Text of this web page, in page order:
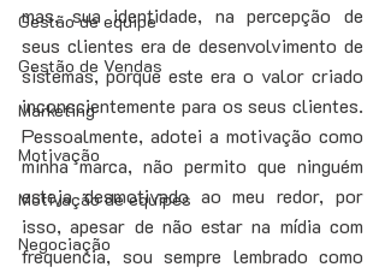
Gestão de equipe
Gestão de Vendas
Marketing
Motivação
Motivação de equipes
Negociação
mas, sua identidade, na percepção de
seus clientes era de desenvolvimento de
sistemas, porque este era o valor criado
inconscientemente para os seus clientes.
Pessoalmente, adotei a motivação como
minha marca, não permito que ninguém
esteja desmotivado ao meu redor, por
isso, apesar de não estar na mídia com
frequencia, sou sempre lembrado como